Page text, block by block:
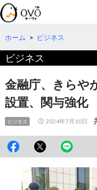
検
索
コ
テ
へ
動
ホーム > ビジネス
ビジネス
金融庁、きらや
設置、関与強化
ビジネス 2024年7月10日